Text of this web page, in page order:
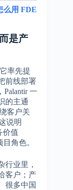
么用 FDE
是产
率先提
前线部署
一
的主通
客户关
说明
价值
角色。
行业里，
客户；产
很多中国